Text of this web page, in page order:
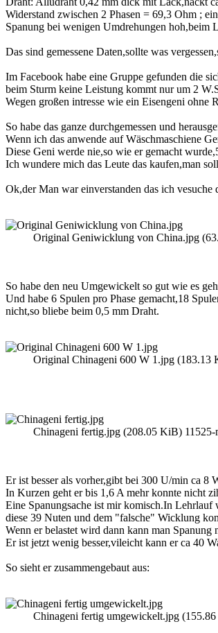
Widerstand zwischen 2 Phasen = 69,3 Ohm ;
Spanung bei wenigen Umdrehungen hoh,beim
Das sind gemessene Daten,sollte was
Im Facebook habe eine Gruppe gefunden die
beim Sturm keine Leistung kommt nur um 2
Wegen großen intresse wie ein Eisengeni ohne
So habe das ganze durchgemessen und
Wenn ich das anwende auf Wäschmaschiene
Diese Geni werde nie,so wie er gemacht
Ich wundere mich das Leute das kaufen,man
Ok,der Man war einverstanden das ich
Original Geniwicklung von China.jpg
So habe den neu Umgewickelt so gut wie es
Und habe 6 Spulen pro Phase gemacht,18
nicht,so bliebe beim 0,5 mm Draht.
Original Chinageni 600 W 1.jpg (183.13
Chinageni fertig.jpg (208.05 KiB) 11525-
Er ist besser als vorher,gibt bei 300 U/min ca
In Kurzen geht er bis 1,6 A mehr konnte nicht
Eine Spanungsache ist mir komisch.In
diese 39 Nuten und dem "falsche" Wicklung
Wenn er belastet wird dann kann man Spanung
Er ist jetzt wenig besser,vileicht kann er ca 40
So sieht er zusammengebaut aus:
Chinageni fertig umgewickelt.jpg